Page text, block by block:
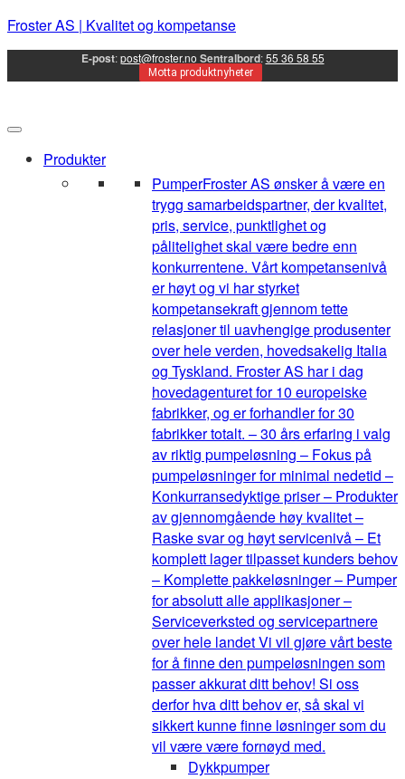
Froster AS | Kvalitet og kompetanse
E-post:post@froster.no Sentralbord:55 36 58 55
Motta produktnyheter
Produkter
PumperFroster AS ønsker å være en
trygg samarbeidspartner, der kvalitet,
pris, service, punktlighet og
pålitelighet skal være bedre enn
konkurrentene. Vårt kompetansenivå
er høyt og vi har styrket
kompetansekraft gjennom tette
relasjoner til uavhengige produsenter
over hele verden, hovedsakelig Italia
og Tyskland. Froster AS har i dag
hovedagenturet for 10 europeiske
fabrikker, og er forhandler for 30
fabrikker totalt. – 30 års erfaring i valg
av riktig pumpeløsning – Fokus på
pumpeløsninger for minimal nedetid –
Konkurransedyktige priser – Produkter
av gjennomgående høy kvalitet –
Raske svar og høyt servicenivå – Et
komplett lager tilpasset kunders behov
– Komplette pakkeløsninger – Pumper
for absolutt alle applikasjoner –
Serviceverksted og servicepartnere
over hele landet Vi vil gjøre vårt beste
for å finne den pumpeløsningen som
passer akkurat ditt behov! Si oss
derfor hva ditt behov er, så skal vi
sikkert kunne finne løsninger som du
vil være være fornøyd med.
Dykkpumper